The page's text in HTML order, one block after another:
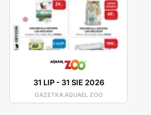
31 LIP- 31 SIE 2026
GAZETKA AQUAEL ZOO